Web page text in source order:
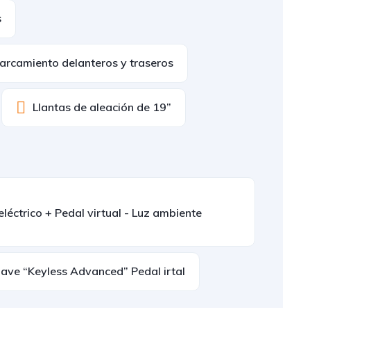
delanteros y traseros
Llantas de aleación de 19”
+ Pedal virtual - Luz ambiente
“Keyless Advanced” Pedal irtal